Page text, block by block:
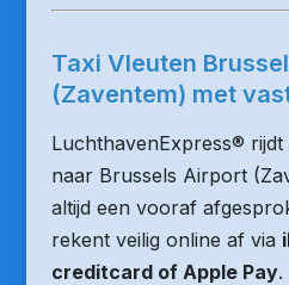
Taxi Vleuten
(Zaventem) met
LuchthavenExpress® rijdt
naar Brussels Airport
altijd een vooraf
rekent veilig online af via
creditcard of Apple Pay.